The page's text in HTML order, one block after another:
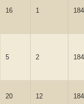
16 1
5 2
20 12